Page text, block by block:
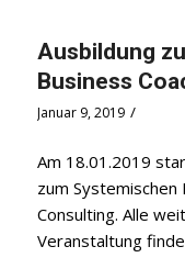
Ausbildung
Business
Januar 9, 2019 /
Am 18.01.2019
zum Systemischen
Consulting. Alle
Veranstaltung